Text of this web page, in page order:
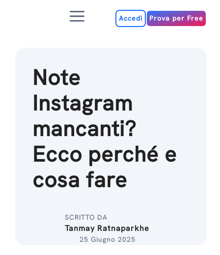
MenuAccedi Prova per Free
Note
Instagram
mancanti?
Ecco perché e
cosa fare
SCRITTO DA
Tanmay Ratnaparkhe
25 Giugno 2025